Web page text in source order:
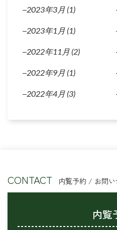
2023年3月 (1)
2023年1月 (1)
2022年11月 (2)
2022年9月 (1)
2022年4月 (3)
CONTACT 内覧予約 / お問い
内覧